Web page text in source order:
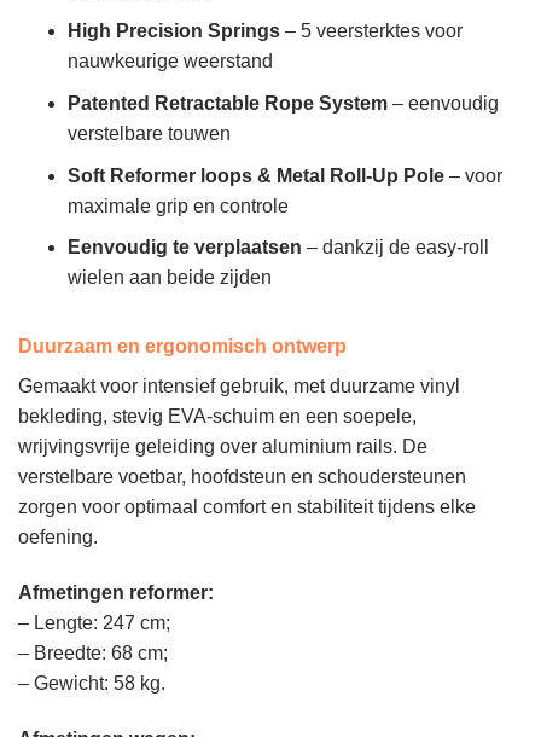
High Precision Springs– 5 veersterktes voor
nauwkeurige weerstand
Patented Retractable Rope System– eenvoudig
verstelbare touwen
Soft Reformer loops & Metal Roll-Up Pole– voor
maximale grip en controle
Eenvoudig te verplaatsen – dankzij de easy-roll
wielen aan beide zijden
Duurzaam en ergonomisch ontwerp
Gemaakt voor intensief gebruik, met duurzame vinyl
bekleding, stevig EVA-schuim en een soepele,
wrijvingsvrije geleiding over aluminium rails. De
verstelbare voetbar, hoofdsteun en schoudersteunen
zorgen voor optimaal comfort en stabiliteit tijdens elke
oefening.
Afmetingen reformer:
– Lengte: 247 cm;
– Breedte: 68 cm;
– Gewicht: 58 kg.